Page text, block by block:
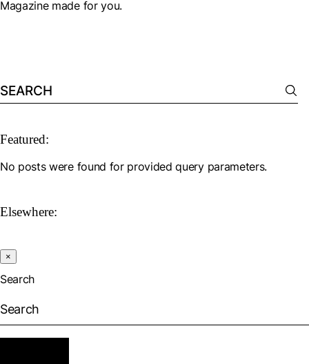
Magazine made for you.
Search
for:
Featured:
No posts were found for provided query parameters.
Elsewhere:
×
Search
for: